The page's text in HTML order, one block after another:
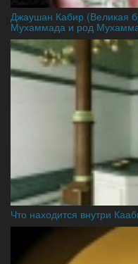
Джаушан Кабир (Великая
Мухаммада и род
Что находится внутри